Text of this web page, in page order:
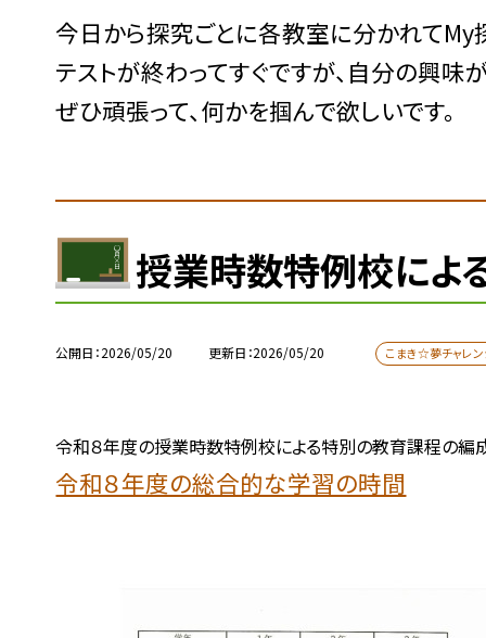
今日から探究ごとに各教室に分かれてMy
テストが終わってすぐですが、自分の興味
ぜひ頑張って、何かを掴んで欲しいです。
授業時数特例校によ
公開日 2026/05/20 更新日 2026/05/20 こまき☆夢チャレ
令和８年度の授業時数特例校による特別の教育課程の編
令和８年度の総合的な学習の時間